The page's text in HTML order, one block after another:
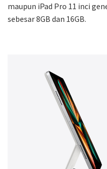
maupun iPad Pro 11 inci
sebesar 8GB dan 16GB.